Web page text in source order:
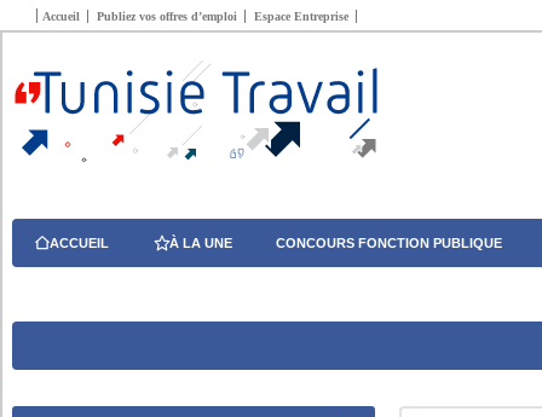
Accueil Publiez vos offres d’emploi Espace Entreprise
ACCUEIL À LA UNE CONCOURS FONCTION PUBLIQUE